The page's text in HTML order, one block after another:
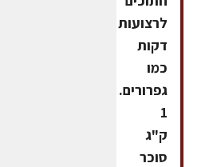
לרצועות
דקות
כמו
גפרורים.
1
ק"ג
סוכר